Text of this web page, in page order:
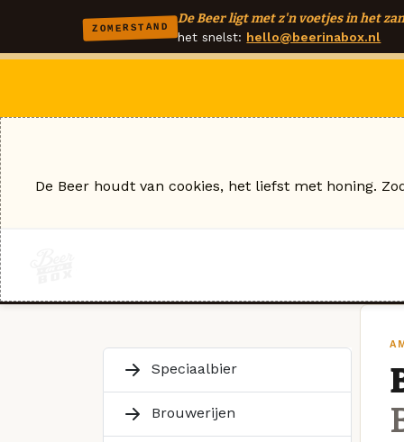
ZOMERSTAND
De Beer ligt met z'n voetjes in het
het snelst: hello@beerinabox.nl
Speciaalbier
Brouwerijen
De Beer houdt van cookies, het liefst met honing.